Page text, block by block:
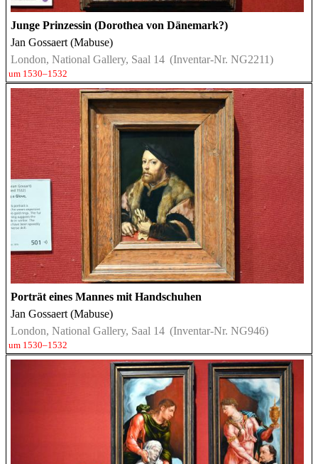
Junge Prinzessin (Dorothea von Dänemark?)
Jan Gossaert (Mabuse)
London, National Gallery, Saal 14 (Inventar-Nr. NG2211)
um 1530–1532
Porträt eines Mannes mit Handschuhen
Jan Gossaert (Mabuse)
London, National Gallery, Saal 14 (Inventar-Nr. NG946)
um 1530–1532